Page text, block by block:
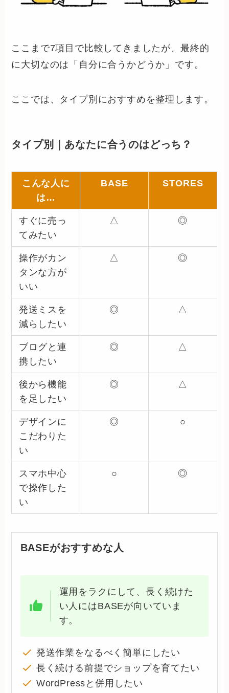
ここまで7項目で比較してきましたが、最終的
に大切なのは「自分に合うかどうか」です。
ここでは、タイプ別におすすめを整理します。
タイプ別｜あなたに合うのはどっち？
こんな人に
は…
BASE STORES
すぐに売っ
てみたい
△ ◎
操作がカン
タンな方が
いい
△ ◎
発送ミスを
減らしたい
◎ △
ブログと連
携したい
◎ △
後から機能
を足したい
◎ △
デザインに
こだわりた
い
◎ ○
スマホ中心
で操作した
い
○ ◎
BASEがおすすめな人
運用をラクにして、長く続けた
い人にはBASEが向いていま
す。
発送作業をなるべく簡単にしたい
長く続ける前提でショップを育てたい
WordPressと併用したい